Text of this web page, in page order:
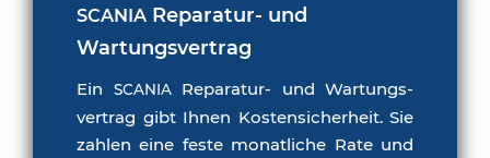
SCANIA Repa­ra­tur- und
Wartungsvertrag
Ein SCANIARepa­ra­tur- und War­tungs­
ver­trag gibt Ihnen Kos­ten­si­cher­heit. Sie
zah­len eine fes­te monat­li­che Rate und